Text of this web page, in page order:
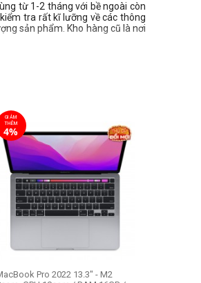
từ 1-2 tháng với bề ngoài còn
tra rất kĩ lưỡng về các thông
sản phẩm. Kho hàng cũ là nơi
nhưng chất lượng vẫn còn rất tốt,
GIẢM
THÊM
4%
Pro 2022 13.3" - M2